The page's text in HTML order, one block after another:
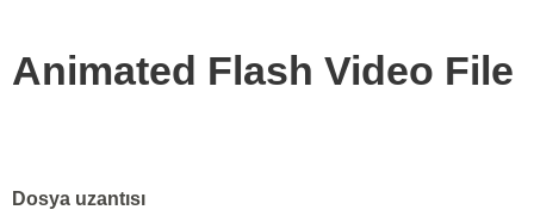
Animated Flash Video File
Dosya uzantısı